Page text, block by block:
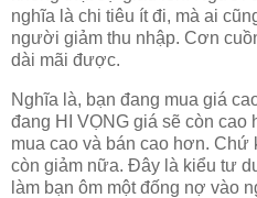
nghĩa là chi tiêu ít đi, mà ai
người giảm thu nhập. Cơn
dài mãi được.
Nghĩa là, bạn đang mua giá
đang HI VỌNG giá sẽ còn
mua cao và bán cao hơn.
còn giảm nữa. Đây là kiểu tư
làm bạn ôm một đống nợ vào